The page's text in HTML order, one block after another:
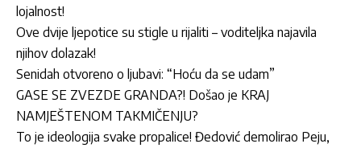
lojalnost!
Ove dvije ljepotice su stigle u rijaliti – voditeljka najavila
njihov dolazak!
Senidah otvoreno o ljubavi: “Hoću da se udam”
GASE SE ZVEZDE GRANDA?! Došao je KRAJ
NAMJEŠTENOM TAKMIČENJU?
To je ideologija svake propalice! Đedović demolirao Peju,